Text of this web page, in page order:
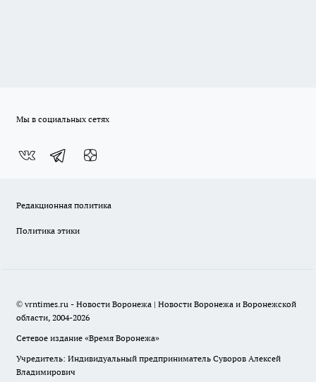
Мы в социальных сетях
Редакционная политика
Политика этики
© vrntimes.ru - Новости Воронежа | Новости Воронежа и Воронежской
области, 2004-2026
Сетевое издание «Время Воронежа»
Учредитель: Индивидуальный предприниматель Суворов Алексей
Владимирович